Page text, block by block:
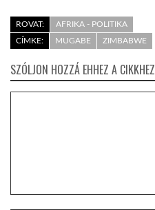
ROVAT:
AFRIKA - POLITIKA
CÍMKE:
MUGABE ZIMBABWE
SZÓLJON HOZZÁ EHHEZ A CIKKHEZ